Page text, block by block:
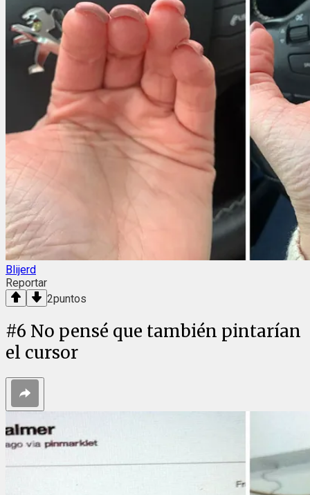
Blijerd
Reportar
2puntos
#6 No pensé que también pintarían
el cursor